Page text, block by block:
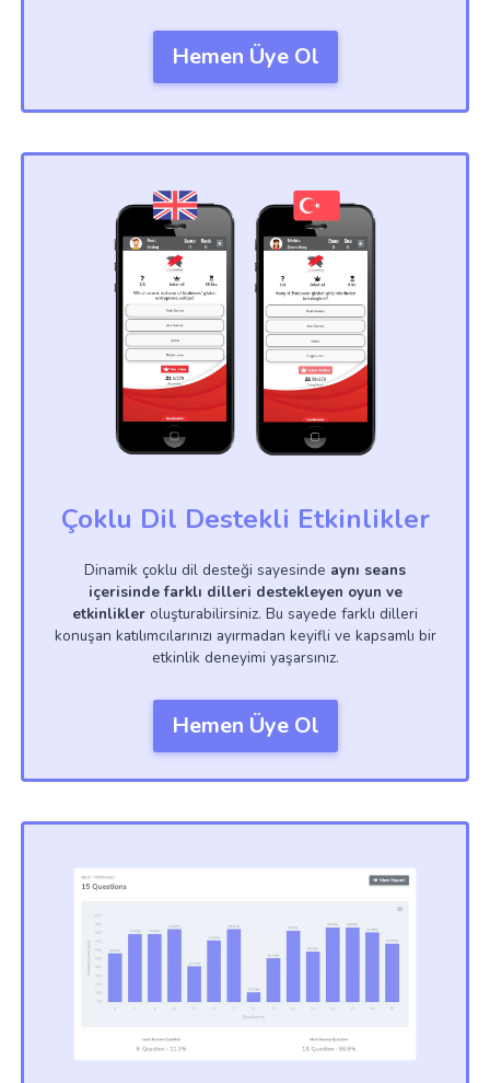
Hemen Üye Ol
Çoklu Dil Destekli Etkinlikler
Dinamik çoklu dil desteği sayesinde aynı seans
içerisinde farklı dilleri destekleyen oyun ve
etkinlikler oluşturabilirsiniz. Bu sayede farklı dilleri
konuşan katılımcılarınızı ayırmadan keyifli ve kapsamlı bir
etkinlik deneyimi yaşarsınız.
Hemen Üye Ol